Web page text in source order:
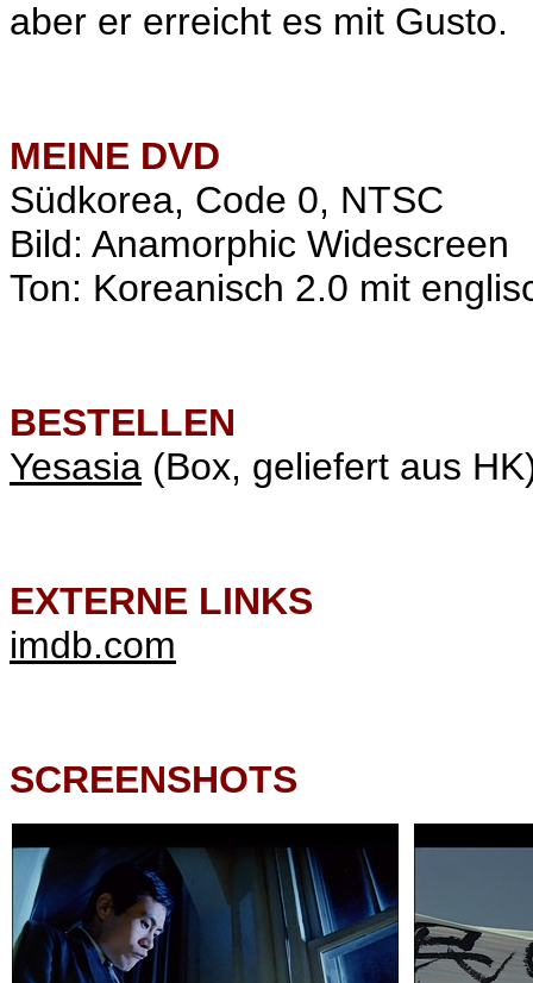
aber er erreicht es mit Gusto.
MEINE DVD
Südkorea, Code 0, NTSC
Bild: Anamorphic Widescreen
Ton: Koreanisch 2.0 mit
BESTELLEN
Yesasia (Box, geliefert aus
EXTERNE LINKS
imdb.com
SCREENSHOTS